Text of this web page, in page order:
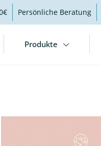
Persönliche Beratung
Produkte